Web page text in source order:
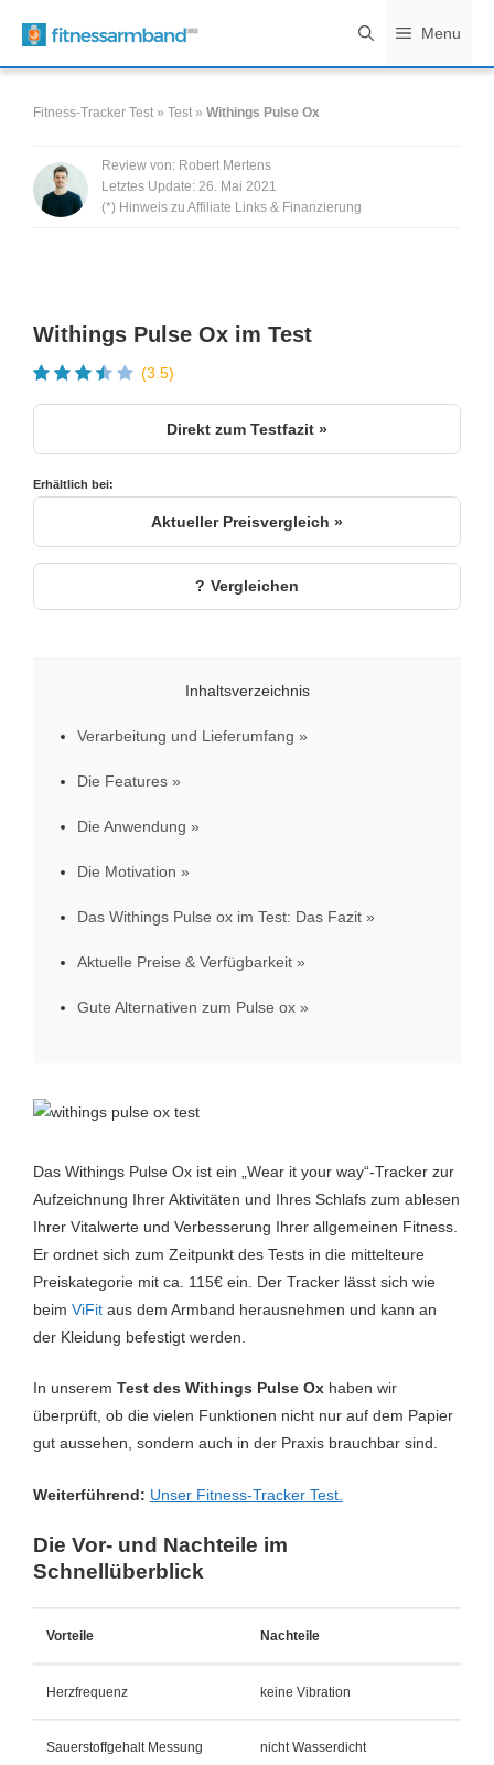
Inhalt
springen
Menu
Fitness-Tracker Test » Test » Withings Pulse Ox
Review von: Robert Mertens
Letztes Update: 26. Mai 2021
(*) Hinweis zu Affiliate Links & Finanzierung
Withings Pulse Ox im Test
(3.5)
Direkt zum Testfazit »
Erhältlich bei:
Aktueller Preisvergleich »
Vergleichen
Inhaltsverzeichnis
Verarbeitung und Lieferumfang
Die Features
Die Anwendung
Die Motivation
Das Withings Pulse ox im Test: Das Fazit
Aktuelle Preise & Verfügbarkeit
Gute Alternativen zum Pulse ox
Das Withings Pulse Ox ist ein „Wear it your way“-Tracker zur
Aufzeichnung Ihrer Aktivitäten und Ihres Schlafs zum ablesen
Ihrer Vitalwerte und Verbesserung Ihrer allgemeinen Fitness.
Er ordnet sich zum Zeitpunkt des Tests in die mittelteure
Preiskategorie mit ca. 115€ ein. Der Tracker lässt sich wie
beim ViFit aus dem Armband herausnehmen und kann an
der Kleidung befestigt werden.
In unserem Test des Withings Pulse Ox haben wir
überprüft, ob die vielen Funktionen nicht nur auf dem Papier
gut aussehen, sondern auch in der Praxis brauchbar sind.
Weiterführend: Unser Fitness-Tracker Test.
Die Vor- und Nachteile im
Schnellüberblick
Vorteile Nachteile
Herzfrequenz keine Vibration
Sauerstoffgehalt Messung nicht Wasserdicht